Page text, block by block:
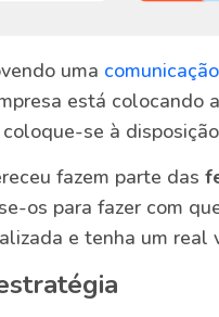
uma
está colocando
se à
fazem parte das
os para fazer com
e tenha um real